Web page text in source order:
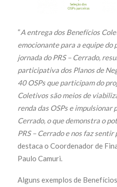
“A entrega dos Benefícios
emocionante para a equipe do
jornada do PRS – Cerrado,
participativa dos Planos de
40 OSPs que participam do
Coletivos são meios de
renda das OSPs e
Cerrado, o que demonstra o
PRS – Cerrado e nos faz
destaca o Coordenador de
Paulo Camuri.
Alguns exemplos de